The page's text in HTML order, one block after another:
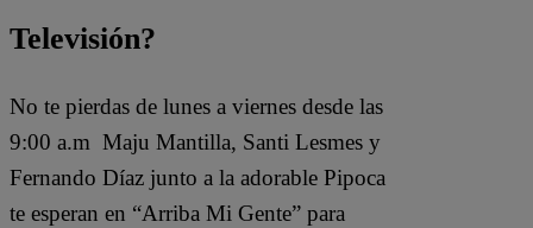
Televisión?
No te pierdas de lunes a viernes desde las
9:00 a.m Maju Mantilla, Santi Lesmes y
Fernando Díaz junto a la adorable Pipoca
te esperan en “Arriba Mi Gente” para